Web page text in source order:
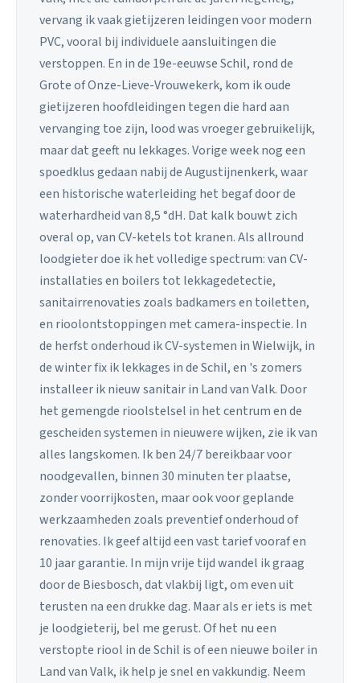
vervang ik vaak gietijzeren leidingen voor modern
PVC, vooral bij individuele aansluitingen die
verstoppen. En in de 19e-eeuwse Schil, rond de
Grote of Onze-Lieve-Vrouwekerk, kom ik oude
gietijzeren hoofdleidingen tegen die hard aan
vervanging toe zijn, lood was vroeger gebruikelijk,
maar dat geeft nu lekkages. Vorige week nog een
spoedklus gedaan nabij de Augustijnenkerk, waar
een historische waterleiding het begaf door de
waterhardheid van 8,5 °dH. Dat kalk bouwt zich
overal op, van CV-ketels tot kranen. Als allround
loodgieter doe ik het volledige spectrum: van CV-
installaties en boilers tot lekkagedetectie,
sanitairrenovaties zoals badkamers en toiletten,
en rioolontstoppingen met camera-inspectie. In
de herfst onderhoud ik CV-systemen in Wielwijk, in
de winter fix ik lekkages in de Schil, en 's zomers
installeer ik nieuw sanitair in Land van Valk. Door
het gemengde rioolstelsel in het centrum en de
gescheiden systemen in nieuwere wijken, zie ik van
alles langskomen. Ik ben 24/7 bereikbaar voor
noodgevallen, binnen 30 minuten ter plaatse,
zonder voorrijkosten, maar ook voor geplande
werkzaamheden zoals preventief onderhoud of
renovaties. Ik geef altijd een vast tarief vooraf en
10 jaar garantie. In mijn vrije tijd wandel ik graag
door de Biesbosch, dat vlakbij ligt, om even uit
terusten na een drukke dag. Maar als er iets is met
je loodgieterij, bel me gerust. Of het nu een
verstopte riool in de Schil is of een nieuwe boiler in
Land van Valk, ik help je snel en vakkundig. Neem